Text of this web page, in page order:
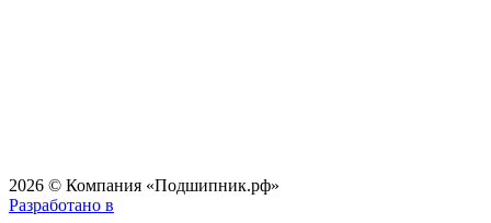
2026 © Компания «Подшипник.рф»
Разработано в